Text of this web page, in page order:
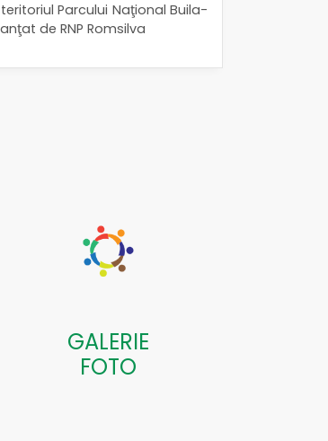
Parcului Naţional Buila-
de RNP Romsilva
GALERIE
FOTO